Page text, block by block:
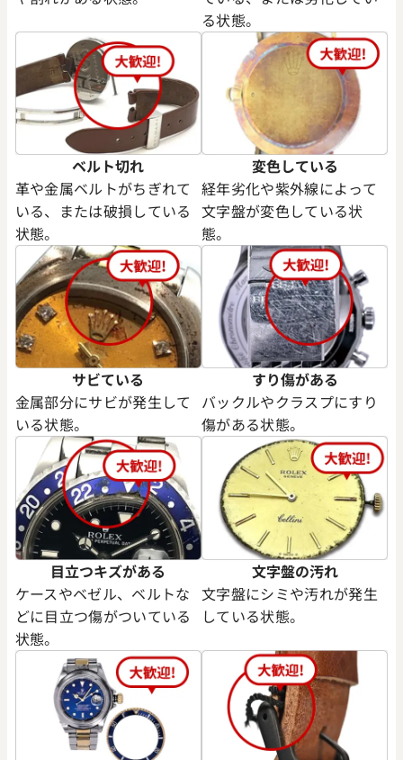
イスターパーペチュアル41
ーン文字盤
格
点の参考買取価格です
ロレックス オイスターパーペ
134300 ベージュ文字盤
参考買取価格
1,810,000円
※2025年6月時点の参考買取
イスターパーペチュアル41
タチオ文字盤
点の参考買取価格です
ロレックス オイスターパーペ
134300 ラベンダー文字盤
参考買取価格
1,880,000円
※2026年1月時点の参考買取
る状態。
ベルト切れ
革や金属ベルトがちぎれて
いる、または破損している
状態。
変色している
経年劣化や紫外線によって
文字盤が変色している状
態。
サビている
金属部分にサビが発生して
いる状態。
すり傷がある
バックルやクラスプにすり
傷がある状態。
目立つキズがある
ケースやベゼル、ベルトな
どに目立つ傷がついている
状態。
文字盤の汚れ
文字盤にシミや汚れが発生
している状態。